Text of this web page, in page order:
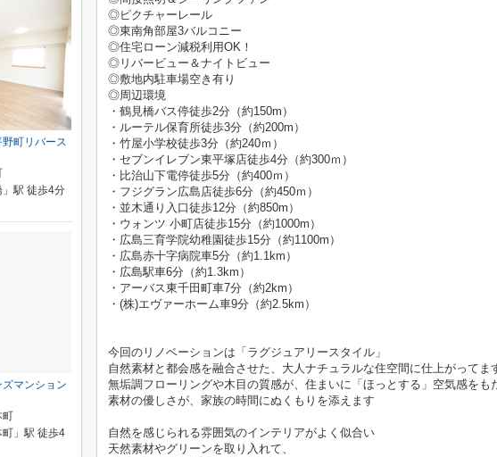
◎ピクチャーレール
◎東南角部屋3バルコニー
◎住宅ローン減税利用OK！
◎リバービュー＆ナイトビュー
◎敷地内駐車場空き有り
◎周辺環境
・鶴見橋バス停徒歩2分（約150m）
・ルーテル保育所徒歩3分（約200m）
・竹屋小学校徒歩3分（約240ｍ）
・セブンイレブン東平塚店徒歩4分（約300ｍ）
・比治山下電停徒歩5分（約400ｍ）
・フジグラン広島店徒歩6分（約450ｍ）
・並木通り入口徒歩12分（約850m）
・ウォンツ 小町店徒歩15分（約1000m）
・広島三育学院幼稚園徒歩15分（約1100m）
・広島赤十字病院車5分（約1.1km）
・広島駅車6分（約1.3km）
・アーバス東千田町車7分（約2km）
・(株)エヴァーホーム車9分（約2.5km）
今回のリノベーションは「ラグジュアリースタイル」
自然素材と都会感を融合させた、大人ナチュラルな住空間に仕上がってま
無垢調フローリングや木目の質感が、住まいに「ほっとする」空気感をも
素材の優しさが、家族の時間にぬくもりを添えます
自然を感じられる雰囲気のインテリアがよく似合い
天然素材やグリーンを取り入れて、
町リバース
駅 徒歩4分
ズマンション
町
」駅 徒歩4